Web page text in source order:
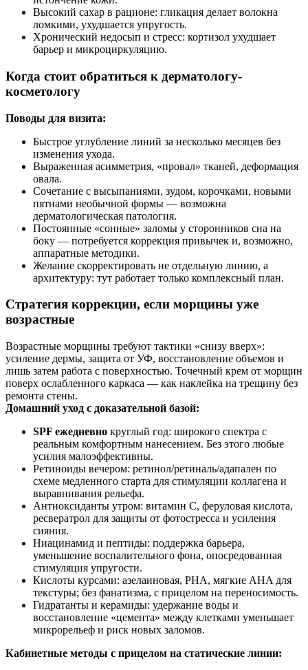
Высокий сахар в рационе: гликация делает волокна
ломкими, ухудшается упругость.
Хронический недосып и стресс: кортизол ухудшает
барьер и микроциркуляцию.
Когда стоит обратиться к дерматологу-
косметологу
Поводы для визита:
Быстрое углубление линий за несколько месяцев без
изменения ухода.
Выраженная асимметрия, «провал» тканей, деформация
овала.
Сочетание с высыпаниями, зудом, корочками, новыми
пятнами необычной формы — возможна
дерматологическая патология.
Постоянные «сонные» заломы у сторонников сна на
боку — потребуется коррекция привычек и, возможно,
аппаратные методики.
Желание скорректировать не отдельную линию, а
архитектуру: тут работает только комплексный план.
Стратегия коррекции, если морщины уже
возрастные
Возрастные морщины требуют тактики «снизу вверх»:
усиление дермы, защита от УФ, восстановление объемов и
лишь затем работа с поверхностью. Точечный крем от морщин
поверх ослабленного каркаса — как наклейка на трещину без
ремонта стены.
Домашний уход с доказательной базой:
SPF ежедневно круглый год: широкого спектра с
реальным комфортным нанесением. Без этого любые
усилия малоэффективны.
Ретиноиды вечером: ретинол/ретиналь/адапален по
схеме медленного старта для стимуляции коллагена и
выравнивания рельефа.
Антиоксиданты утром: витамин C, феруловая кислота,
ресвератрол для защиты от фотостресса и усиления
сияния.
Ниацинамид и пептиды: поддержка барьера,
уменьшение воспалительного фона, опосредованная
стимуляция упругости.
Кислоты курсами: азелаиновая, PHA, мягкие AHA для
текстуры; без фанатизма, с прицелом на переносимость.
Гидратанты и керамиды: удержание воды и
восстановление «цемента» между клетками уменьшает
микрорельеф и риск новых заломов.
Кабинетные методы с прицелом на статические линии: